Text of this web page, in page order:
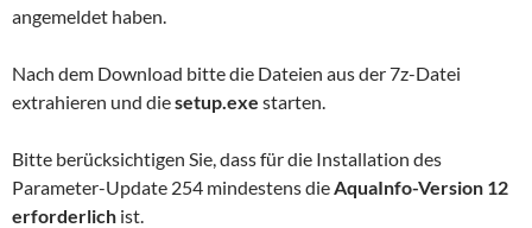
angemeldet haben.
Nach dem Download bitte die Dateien aus der 7z-Datei
extrahieren und diesetup.exe starten.
Bitte berücksichtigen Sie, dass für die Installation des
Parameter-Update 254 mindestens dieAquaInfo-Version 12
erforderlich ist.